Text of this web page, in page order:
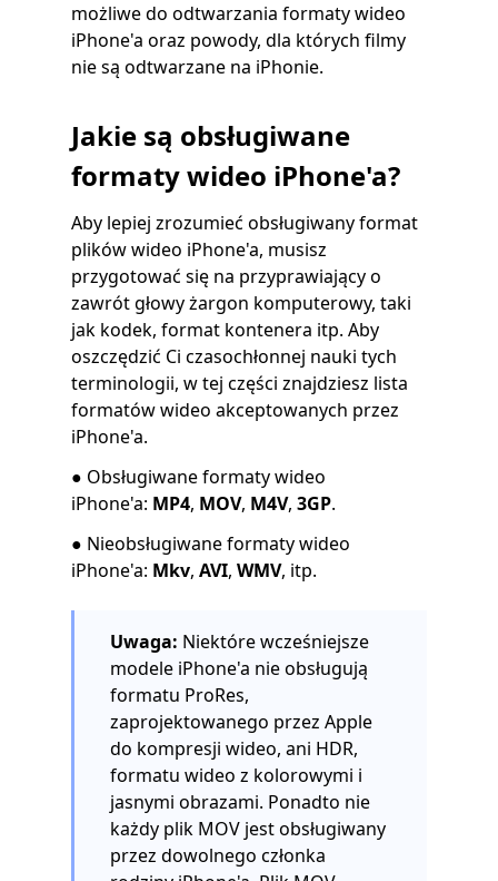
możliwe do odtwarzania formaty wideo
iPhone'a oraz powody, dla których filmy
nie są odtwarzane na iPhonie.
Jakie są obsługiwane
formaty wideo iPhone'a?
Aby lepiej zrozumieć obsługiwany format
plików wideo iPhone'a, musisz
przygotować się na przyprawiający o
zawrót głowy żargon komputerowy, taki
jak kodek, format kontenera itp. Aby
oszczędzić Ci czasochłonnej nauki tych
terminologii, w tej części znajdziesz lista
formatów wideo akceptowanych przez
iPhone'a.
● Obsługiwane formaty wideo
iPhone'a: MP4, MOV, M4V, 3GP.
● Nieobsługiwane formaty wideo
iPhone'a: Mkv, AVI, WMV, itp.
Uwaga: Niektóre wcześniejsze
modele iPhone'a nie obsługują
formatu ProRes,
zaprojektowanego przez Apple
do kompresji wideo, ani HDR,
formatu wideo z kolorowymi i
jasnymi obrazami. Ponadto nie
każdy plik MOV jest obsługiwany
przez dowolnego członka